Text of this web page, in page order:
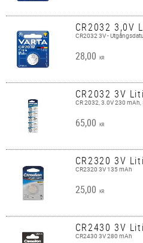
CR2032 3,0V
CR2032 3V -
28,00 KR
CR2032 3V
CR 2032, 3.0V 230 mAh,
65,00 KR
CR2320 3V
CR2320 3V 135 mAh
25,00 KR
CR2430 3V
CR2430 3V 280 mAh